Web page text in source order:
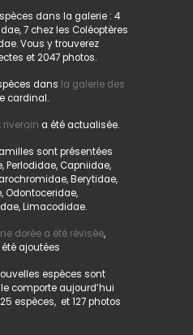
dans la galerie : 4
7 chez les Coléoptères
Vous y trouverez
et 2047 photos.
dans la galerie des
cardinal.
riverain a été actualisée.
sont présentées
Perlodidae, Capniidae,
Berytidae,
Odontoceridae,
Limacodidae.
dorée a été révisée,
ajoutées
espèces sont
comporte aujourd’hui
espèces, et 127 photos